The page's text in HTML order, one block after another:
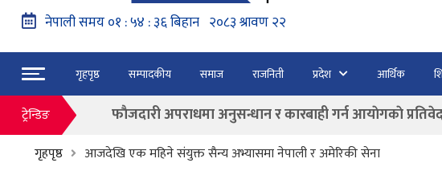
गृहपृष्ठ सम्पादकीय समाज राजनिती प्रदेश आर्थिक
ट्रेन्डिङ
नेपाल वायुसेवाको राहत उडानमार्फत १५७ यात्रु भैरहवाबाट
हङ्गेरी सरकारले एकल मुद्राको रुपमा ‘युरो’ लागु नगर्ने
फाैजदारी अपराधमा अनुसन्धान र कारबाही गर्न आयाेगकाे
बाढी पहिरोका कारण मृत्यु हुनेको संख्या ६० पुग्यो
गृहपृष्ठ आजदेखि एक महिने संयुक्त सैन्य अभ्यासमा नेपाली र अमेरिकी सेना